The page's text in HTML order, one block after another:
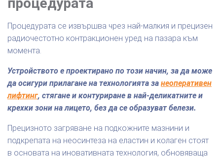
Процедурата се извършва чрез най-малкия и прецизен
радиочестотно контракционен уред на пазара към
момента.
Устройството е проектирано по този начин, за да може
да осигури прилагане на технологията за неоперативен
лифтинг, стягане и контуриране в най-деликатните и
крехки зони на лицето, без да се образуват белези.
Прецизното загряване на подкожните мазнини и
подкрепата на неосинтеза на еластин и колаген стоят
в основата на иновативната технология, обновяваща